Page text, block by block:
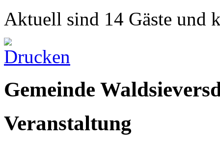
Aktuell sind 14 Gäste und
Gemeinde
Veranstaltung